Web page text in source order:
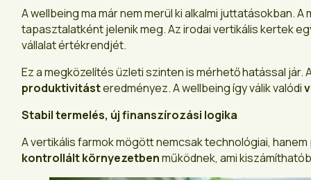
A wellbeing ma már nem merül ki alkalmi juttatásokban.
tapasztalatként jelenik meg. Az irodai vertikális kertek
vállalat értékrendjét.
Ez a megközelítés üzleti szinten is mérhető hatással
produktivitásteredményez. A wellbeing így válik valódi
Stabil termelés, új finanszírozási logika
A vertikális farmok mögött nemcsak technológiai,
kontrollált környezetbenműködnek, ami